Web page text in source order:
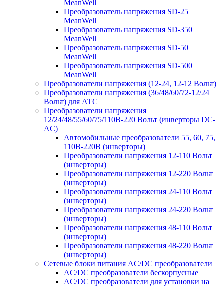
MeanWell
Преобразователь напряжения SD-25
MeanWell
Преобразователь напряжения SD-350
MeanWell
Преобразователь напряжения SD-50
MeanWell
Преобразователь напряжения SD-500
MeanWell
Преобразователи напряжения (12-24, 12-12 Вольт)
Преобразователи напряжения (36/48/60/72-12/24
Вольт) для АТС
Преобразователи напряжения
12/24/48/55/60/75/110В-220 Вольт (инверторы DC-
AC)
Автомобильные преобразователи 55, 60, 75,
110В-220В (инверторы)
Преобразователи напряжения 12-110 Вольт
(инверторы)
Преобразователи напряжения 12-220 Вольт
(инверторы)
Преобразователи напряжения 24-110 Вольт
(инверторы)
Преобразователи напряжения 24-220 Вольт
(инверторы)
Преобразователи напряжения 48-110 Вольт
(инверторы)
Преобразователи напряжения 48-220 Вольт
(инверторы)
Сетевые блоки питания AC/DC преобразователи
AC/DC преобразователи бескорпусные
AC/DC преобразователи для установки на